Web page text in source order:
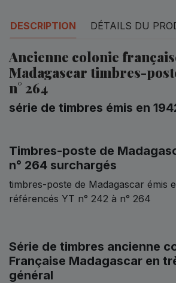
DESCRIPTION DÉTAILS DU
Ancienne colonie
Madagascar timbres-
n° 264
série de timbres émis en
Timbres-poste de
n° 264 surchargés
timbres-poste de Madagascar émis
référencés YT n° 242 à n° 264
Série de timbres ancienne
Française Madagascar en
général